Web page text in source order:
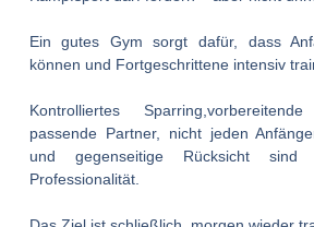
Ein gutes Gym sorgt dafür, dass
können und Fortgeschrittene intensiv
Kontrolliertes Sparring,vorbereitende
passende Partner, nicht jeden
und gegenseitige Rücksicht
Professionalität.